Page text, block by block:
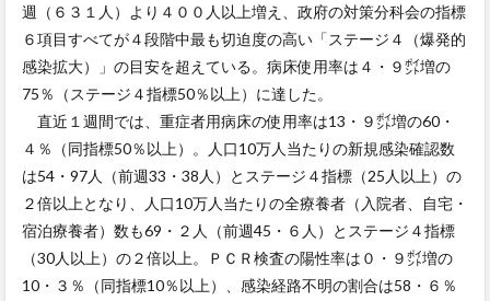
週（６３１人）より４００人以上増え、政府の対策分科会の指標
６項目すべてが４段階中最も切迫度の高い「ステージ４（爆発的
感染拡大）」の目安を超えている。病床使用率は４・９㌽増の
75％（ステージ４指標50％以上）に達した。
直近１週間では、重症者用病床の使用率は13・９㌽増の60・
４％（同指標50％以上）。人口10万人当たりの新規感染確認数
は54・97人（前週33・38人）とステージ４指標（25人以上）の
２倍以上となり、人口10万人当たりの全療養者（入院者、自宅・
宿泊療養者）数も69・２人（前週45・６人）とステージ４指標
（30人以上）の２倍以上。ＰＣＲ検査の陽性率は０・９㌽増の
10・３％（同指標10％以上）、感染経路不明の割合は58・６％